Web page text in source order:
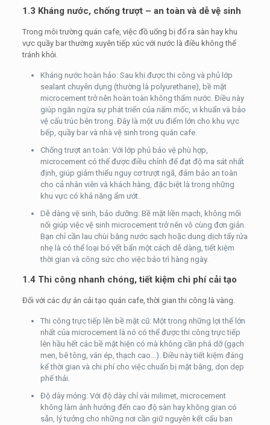
1.3 Kháng nước, chống trượt – an toàn và dễ vệ sinh
Trong môi trường quán cafe, việc đồ uống bị đổ ra sàn hay khu
vực quầy bar thường xuyên tiếp xúc với nước là điều không thể
tránh khỏi.
Kháng nước hoàn hảo: Sau khi được thi công và phủ lớp
sealant chuyên dụng (thường là polyurethane), bề mặt
microcement trở nên hoàn toàn không thấm nước. Điều này
giúp ngăn ngừa sự phát triển của nấm mốc, vi khuẩn và bảo
vệ cấu trúc bên trong. Đây là một ưu điểm lớn cho khu vực
bếp, quầy bar và nhà vệ sinh trong quán cafe.
Chống trượt an toàn: Với lớp phủ bảo vệ phù hợp,
microcement có thể được điều chỉnh để đạt độ ma sát nhất
định, giúp giảm thiểu nguy cơ trượt ngã, đảm bảo an toàn
cho cả nhân viên và khách hàng, đặc biệt là trong những
khu vực có khả năng ẩm ướt.
Dễ dàng vệ sinh, bảo dưỡng: Bề mặt liền mạch, không mối
nối giúp việc vệ sinh microcement trở nên vô cùng đơn giản.
Bạn chỉ cần lau chùi bằng nước sạch hoặc dung dịch tẩy rửa
nhẹ là có thể loại bỏ vết bẩn một cách dễ dàng, tiết kiệm
thời gian và công sức cho việc bảo trì hàng ngày.
1.4 Thi công nhanh chóng, tiết kiệm chi phí cải tạo
Đối với các dự án cải tạo quán cafe, thời gian thi công là vàng.
Thi công trực tiếp lên bề mặt cũ: Một trong những lợi thế lớn
nhất của microcement là nó có thể được thi công trực tiếp
lên hầu hết các bề mặt hiện có mà không cần phá dỡ (gạch
men, bê tông, ván ép, thạch cao…). Điều này tiết kiệm đáng
kể thời gian và chi phí cho việc chuẩn bị mặt bằng, dọn dẹp
phế thải.
Độ dày mỏng: Với độ dày chỉ vài milimet, microcement
không làm ảnh hưởng đến cao độ sàn hay không gian có
sẵn, lý tưởng cho những nơi cần giữ nguyên kết cấu ban